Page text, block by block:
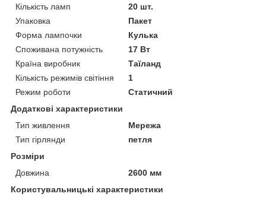
Кількість ламп
20 шт.
Упаковка
Пакет
Форма лампочки
Кулька
Споживана потужність
17 Вт
Країна виробник
Таїланд
Кількість режимів світіння
1
Режим роботи
Статичний
Додаткові характеристики
Тип живлення
Мережа
Тип гірлянди
петля
Розміри
Довжина
2600 мм
Користувальницькі характеристики